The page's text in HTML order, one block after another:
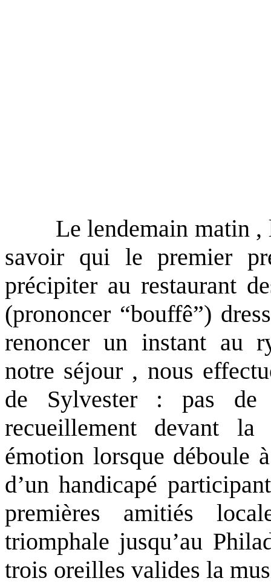
Le lendemain matin ,
savoir qui le premier
précipiter au restaurant
(prononcer “bouffê”)
renoncer un instant au
notre séjour , nous
de Sylvester : pas de
recueillement devant
émotion lorsque déboule
d’un handicapé
premières amitiés
triomphale jusqu’au
trois oreilles valides la